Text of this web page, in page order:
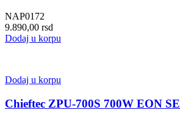
NAP0172
9.890,00 rsd
Dodaj u korpu
Dodaj u korpu
Chieftec ZPU-700S 700W EON